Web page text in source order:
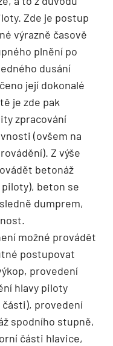
Zde je postup
výrazně časově
plnění po
dusání
její dokonalé
je zde pak
zpracování
(ovšem na
Z výše
betonáž
beton se
dumprem,
možné provádět
postupovat
provedení
hlavy piloty
provedení
spodního stupně,
části hlavice,